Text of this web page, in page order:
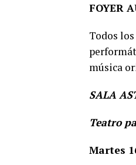
FOYER
Todos
música
SALA
Teatro
Martes